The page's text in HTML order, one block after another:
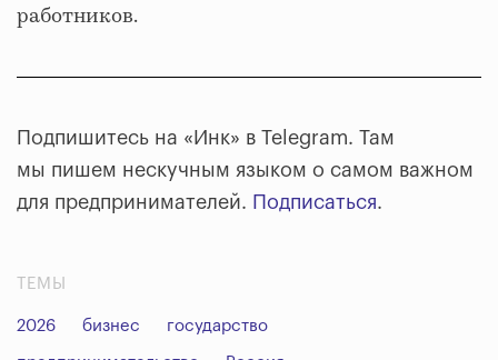
работников.
Подпишитесь на «Инк» в Telegram. Там
мы пишем нескучным языком о самом важном
для предпринимателей. Подписаться.
ТЕМЫ
2026 бизнес государство